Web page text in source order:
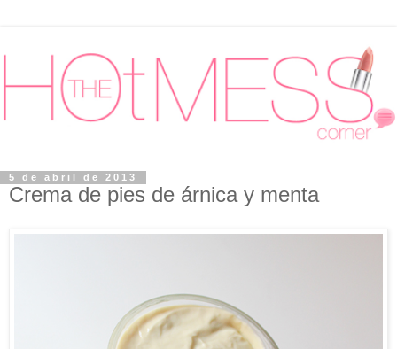
5 de abril de 2013
Crema de pies de árnica y menta